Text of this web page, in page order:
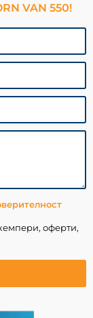
VAN 550!
оферти,